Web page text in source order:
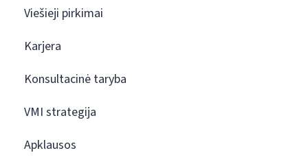
Viešieji pirkimai
Karjera
Konsultacinė taryba
VMI strategija
Apklausos